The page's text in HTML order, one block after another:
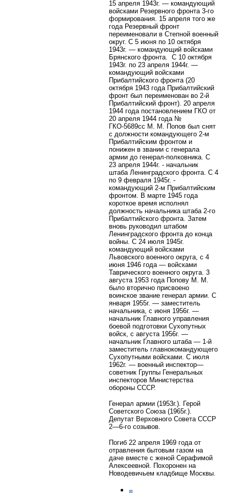
15 апреля 1943г. — командующий
войсками Резервного фронта 3-го
формирования. 15 апреля того же
года Резервный фронт
переименовали в Степной военный
округ. С 5 июня по 10 октября
1943г. — командующий войсками
Брянского фронта. С 10 октября
1943г. по 23 апреля 1944г. —
командующий войсками
Прибалтийского фронта (20
октября 1943 года Прибалтийский
фронт был переименован во 2-й
Прибалтийский фронт). 20 апреля
1944 года постановлением ГКО от
20 апреля 1944 года №
ГКО-5689сс М. М. Попов был снят
с должности командующего 2-м
Прибалтийским фронтом и
понижен в звании с генерала
армии до генерал-полковника. С
23 апреля 1944г. - начальник
штаба Ленинградского фронта. С 4
по 9 февраля 1945г. -
командующий 2-м Прибалтийским
фронтом. В марте 1945 года
короткое время исполнял
должность начальника штаба 2-го
Прибалтийского фронта. Затем
вновь руководил штабом
Ленинградского фронта до конца
войны. С 24 июля 1945г.
командующий войсками
Львовского военного округа, с 4
июня 1946 года — войсками
Таврического военного округа. 3
августа 1953 года Попову М. М.
было вторично присвоено
воинское звание генерал армии. С
января 1955г. — заместитель
начальника, с июня 1956г. —
начальник Главного управления
боевой подготовки Сухопутных
войск, с августа 1956г. —
начальник Главного штаба — 1-й
заместитель главнокомандующего
Сухопутными войсками. С июля
1962г. — военный инспектор—
советник Группы Генеральных
инспекторов Министерства
обороны СССР.
Генерал армии (1953г.). Герой
Советского Союза (1965г.).
Депутат Верховного Совета СССР
2—6-го созывов.
Погиб 22 апреля 1969 года от
отравления бытовым газом на
даче вместе с женой Серафимой
Алексеевной. Похоронен на
Новодевичьем кладбище Москвы.